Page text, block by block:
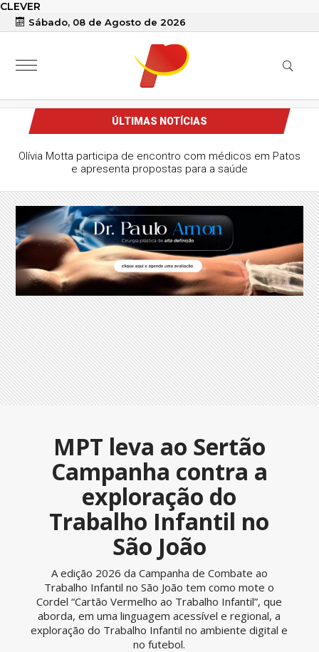
CLEVER
Sábado, 08 de Agosto de 2026
ÚLTIMAS NOTÍCIAS
Olívia Motta participa de encontro com médicos em Patos
e apresenta propostas para a saúde
MPT leva ao Sertão
Campanha contra a
exploração do
Trabalho Infantil no
São João
A edição 2026 da Campanha de Combate ao
Trabalho Infantil no São João tem como mote o
Cordel “Cartão Vermelho ao Trabalho Infantil”, que
aborda, em uma linguagem acessível e regional, a
exploração do Trabalho Infantil no ambiente digital e
no futebol.